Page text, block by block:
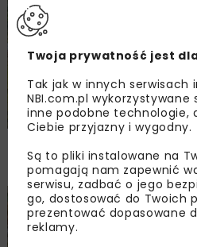
a Wieruszowem z
DROGI
Twoja prywatność jest
Tak jak w innych serwisach
NBI.com.pl wykorzystywane
inne podobne technologie,
Ciebie przyjazny i wygodny.
Są to pliki instalowane na
pomagają nam zapewnić
serwisu, zadbać o jego
go, dostosować do Twoich
prezentować dopasowane
reklamy.